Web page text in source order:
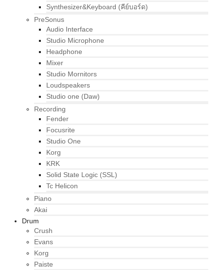
Synthesizer&Keyboard (คีย์บอร์ด)
PreSonus
Audio Interface
Studio Microphone
Headphone
Mixer
Studio Mornitors
Loudspeakers
Studio one (Daw)
Recording
Fender
Focusrite
Studio One
Korg
KRK
Solid State Logic (SSL)
Tc Helicon
Piano
Akai
Drum
Crush
Evans
Korg
Paiste